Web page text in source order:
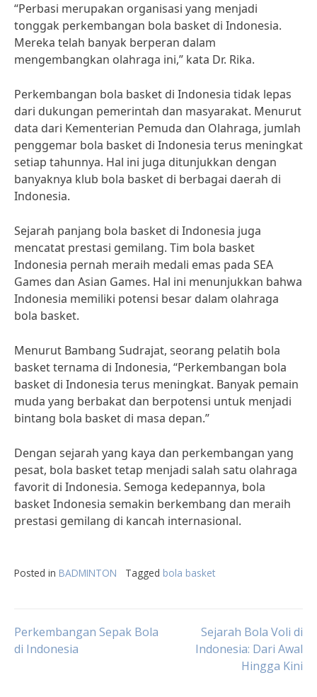
“Perbasi merupakan organisasi yang menjadi
tonggak perkembangan bola basket di Indonesia.
Mereka telah banyak berperan dalam
mengembangkan olahraga ini,” kata Dr. Rika.
Perkembangan bola basket di Indonesia tidak lepas
dari dukungan pemerintah dan masyarakat. Menurut
data dari Kementerian Pemuda dan Olahraga, jumlah
penggemar bola basket di Indonesia terus meningkat
setiap tahunnya. Hal ini juga ditunjukkan dengan
banyaknya klub bola basket di berbagai daerah di
Indonesia.
Sejarah panjang bola basket di Indonesia juga
mencatat prestasi gemilang. Tim bola basket
Indonesia pernah meraih medali emas pada SEA
Games dan Asian Games. Hal ini menunjukkan bahwa
Indonesia memiliki potensi besar dalam olahraga
bola basket.
Menurut Bambang Sudrajat, seorang pelatih bola
basket ternama di Indonesia, “Perkembangan bola
basket di Indonesia terus meningkat. Banyak pemain
muda yang berbakat dan berpotensi untuk menjadi
bintang bola basket di masa depan.”
Dengan sejarah yang kaya dan perkembangan yang
pesat, bola basket tetap menjadi salah satu olahraga
favorit di Indonesia. Semoga kedepannya, bola
basket Indonesia semakin berkembang dan meraih
prestasi gemilang di kancah internasional.
Posted in BADMINTON Tagged bola basket
Post
Perkembangan Sepak Bola
di Indonesia
Sejarah Bola Voli di
Indonesia: Dari Awal
Hingga Kini